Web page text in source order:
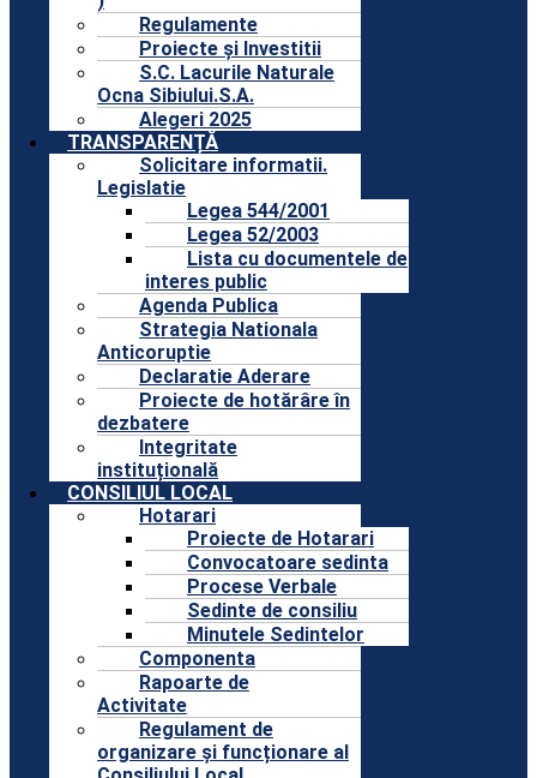
Regulamente
Proiecte și Investitii
S.C. Lacurile Naturale
Ocna Sibiului.S.A.
Alegeri 2025
TRANSPARENȚĂ
Solicitare informatii.
Legislatie
Legea 544/2001
Legea 52/2003
Lista cu documentele de
interes public
Agenda Publica
Strategia Nationala
Anticoruptie
Declaratie Aderare
Proiecte de hotărâre în
dezbatere
Integritate
instituțională
CONSILIUL LOCAL
Hotarari
Proiecte de Hotarari
Convocatoare sedinta
Procese Verbale
Sedinte de consiliu
Minutele Sedintelor
Componenta
Rapoarte de
Activitate
Regulament de
organizare și funcționare al